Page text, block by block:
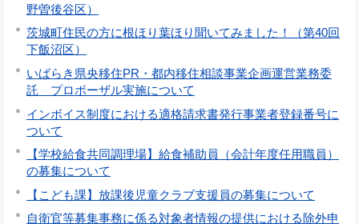
野曽後谷区）
茨城町住民の方に根ほり葉ほり聞いてみました！（第40回
下飯沼区）
いばらき県央移住PR・都内移住相談事業企画運営業務委
託 プロポーザル実施について
インボイス制度における適格請求書発行事業者登録番号に
ついて
【学校給食共同調理場】給食補助員（会計年度任用職員）
の募集について
【こども課】放課後児童クラブ支援員の募集について
自衛官等募集事務に係る対象者情報の提供における除外申